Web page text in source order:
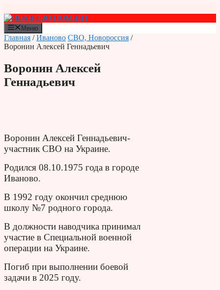
к
содержимому
Меню
Главная /Иваново СВО, Новороссия /
Воронин Алексей Геннадьевич
Воронин Алексей
Геннадьевич
Воронин Алексей Геннадьевич-
участник СВО на Украине.
Родился 08.10.1975 года в городе
Иваново.
В 1992 году окончил среднюю
школу №7 родного города.
В должности наводчика принимал
участие в Специальной военной
операции на Украине.
Погиб при выполнении боевой
задачи в 2025 году.